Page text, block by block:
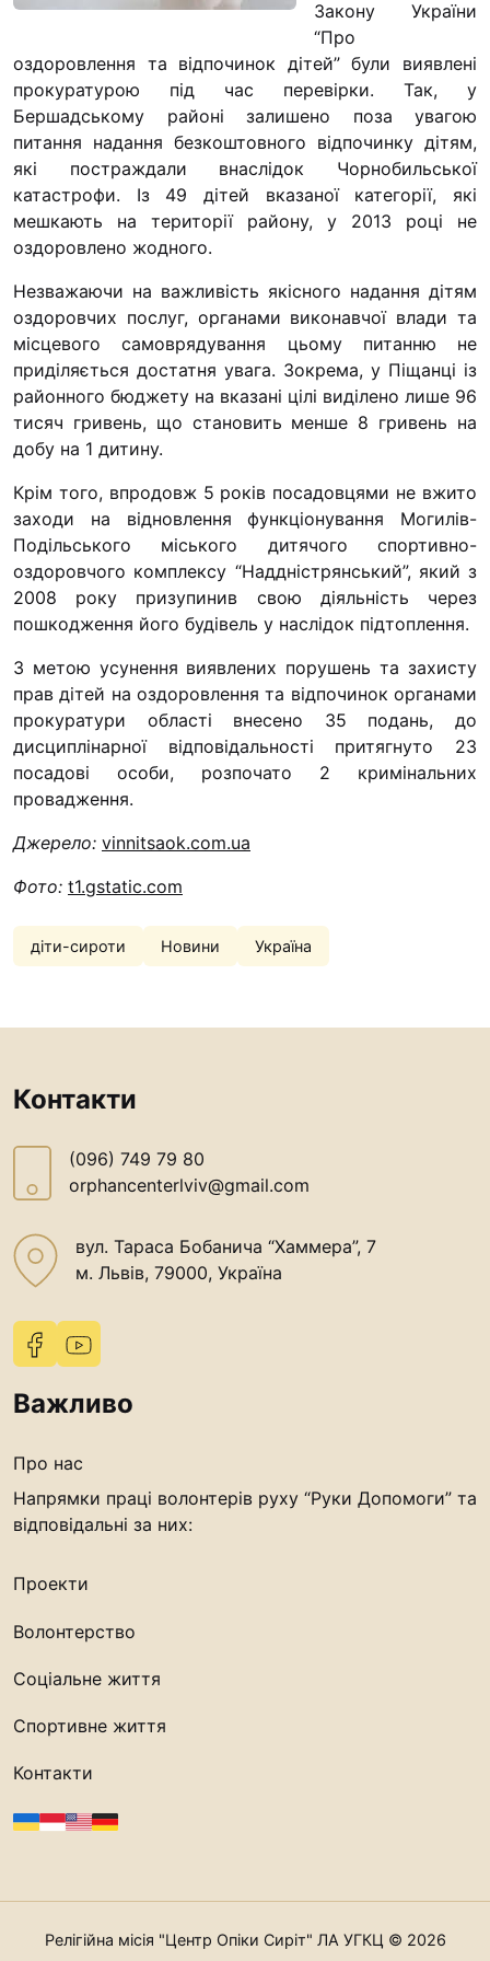
“#Усинови_ТИ”
Законодавство
Освіта
Контакти
(096) 749 79 80
Закону України
“Про
оздоровлення та відпочинок дітей” були виявлені
прокуратурою під час перевірки. Так, у
Бершадському районі залишено поза увагою
питання надання безкоштовного відпочинку дітям,
які постраждали внаслідок Чорнобильської
катастрофи. Із 49 дітей вказаної категорії, які
мешкають на території району, у 2013 році не
оздоровлено жодного.
Незважаючи на важливість якісного надання дітям
оздоровчих послуг, органами виконавчої влади та
місцевого самоврядування цьому питанню не
приділяється достатня увага. Зокрема, у Піщанці із
районного бюджету на вказані цілі виділено лише 96
тисяч гривень, що становить менше 8 гривень на
добу на 1 дитину.
Крім того, впродовж 5 років посадовцями не вжито
заходи на відновлення функціонування Могилів-
Подільського міського дитячого спортивно-
оздоровчого комплексу “Наддністрянський”, який з
2008 року призупинив свою діяльність через
пошкодження його будівель у наслідок підтоплення.
З метою усунення виявлених порушень та захисту
прав дітей на оздоровлення та відпочинок органами
прокуратури області внесено 35 подань, до
дисциплінарної відповідальності притягнуто 23
посадові особи, розпочато 2 кримінальних
провадження.
Джерело: vinnitsaok.com.ua
Фото: t1.gstatic.com
діти-сироти Новини Україна
Контакти
(096) 749 79 80
orphancenterlviv@gmail.com
вул. Тараса Бобанича “Хаммера”, 7
м. Львів, 79000, Україна
Важливо
Про нас
Напрямки праці волонтерів руху “Руки Допомоги” та
відповідальні за них:
Проекти
Волонтерство
Соціальне життя
Спортивне життя
Контакти
Релігійна місія "Центр Опіки Сиріт" ЛА УГКЦ © 2026